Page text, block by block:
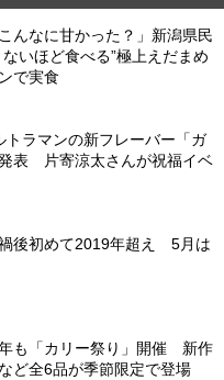
んなに甘かった？」新潟県民
いほど食べる”極上えだまめ
で実食
トラマンの新フレーバー「ガ
表 片寄涼太さんが祝福イベ
後初めて2019年超え 5月は
も「カリー祭り」開催 新作
ど全6品が季節限定で登場